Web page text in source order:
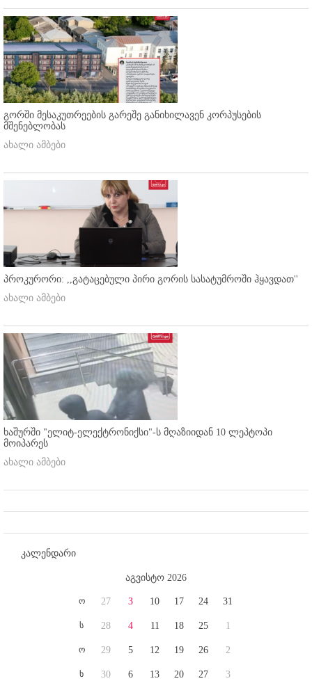
გორში მესაკუთრეების გარეშე განიხილავენ კორპუსების
მშენებლობას
ახალი ამბები
პროკურორი: ,,გატაცებული პირი გორის სასატუმროში ჰყავდათ''
ახალი ამბები
ხაშურში "ელიტ-ელექტრონიქსი"-ს მღაზიიდან 10 ლეპტოპი
მოიპარეს
ახალი ამბები
კალენდარი
აგვისტო 2026
ო
ს
ო
ხ
27
28
29
30
3
4
5
6
10
11
12
13
17
18
19
20
24
25
26
27
31
1
2
3